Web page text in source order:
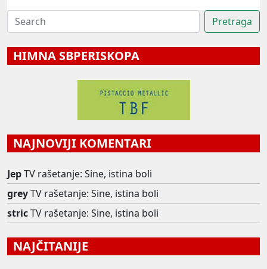
HIMNA SBPERISKOPA
NAJNOVIJI KOMENTARI
JepTV rašetanje: Sine, istina boli
greyTV rašetanje: Sine, istina boli
stricTV rašetanje: Sine, istina boli
NAJČITANIJE